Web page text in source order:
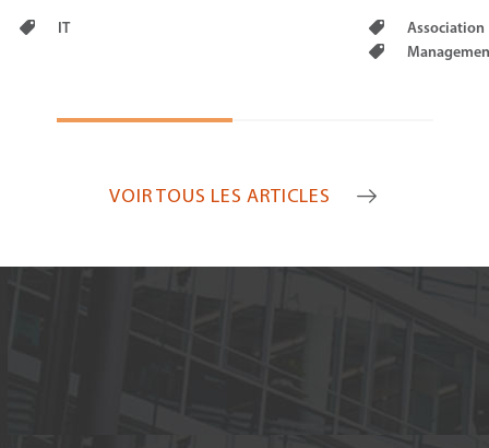
IT
Association
VOIR TOUS LES ARTICLES